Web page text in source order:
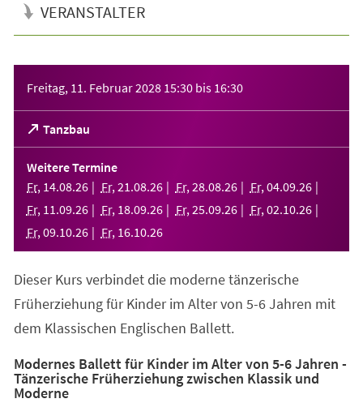
VERANSTALTER
Freitag, 11. Februar 2028 15:30 bis 16:30
Tanzbau
(Öffnet
in
einem
neuen
Tab)
Weitere Termine
Fr, 14.08.26 Fr, 21 .08.26 Fr, 28.08.26 Fr, 04.09.26
Fr, 11 .09.26 Fr, 18.09.26 Fr, 25.09.26 Fr, 02.10.26
Fr, 09.10.26 Fr, 16.10.26
Dieser Kurs verbindet die moderne tänzerische
Früherziehung für Kinder im Alter von 5-6 Jahren mit
dem Klassischen Englischen Ballett.
Modernes Ballett für Kinder im Alter von 5-6 Jahren -
Tänzerische Früherziehung zwischen Klassik und
Moderne